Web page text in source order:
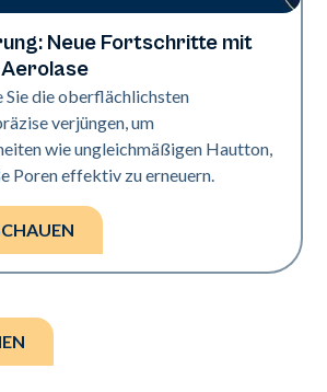
Neue Fortschritte mit
Aerolase
Sie die oberflächlichsten
verjüngen, um
wie ungleichmäßigen Hautton,
Poren effektiv zu erneuern.